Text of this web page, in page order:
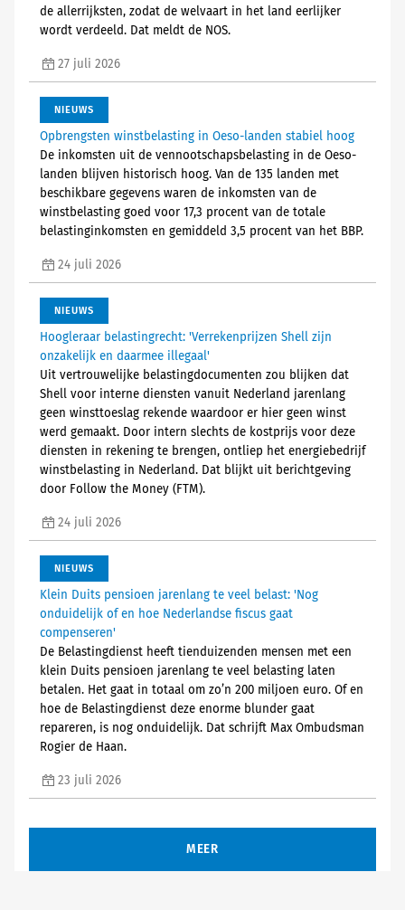
de allerrijksten, zodat de welvaart in het land eerlijker
wordt verdeeld. Dat meldt de NOS.
27 juli 2026
NIEUWS
Opbrengsten winstbelasting in Oeso-landen stabiel hoog
De inkomsten uit de vennootschapsbelasting in de Oeso-
landen blijven historisch hoog. Van de 135 landen met
beschikbare gegevens waren de inkomsten van de
winstbelasting goed voor 17,3 procent van de totale
belastinginkomsten en gemiddeld 3,5 procent van het BBP.
24 juli 2026
NIEUWS
Hoogleraar belastingrecht: 'Verrekenprijzen Shell zijn
onzakelijk en daarmee illegaal'
Uit vertrouwelijke belastingdocumenten zou blijken dat
Shell voor interne diensten vanuit Nederland jarenlang
geen winsttoeslag rekende waardoor er hier geen winst
werd gemaakt. Door intern slechts de kostprijs voor deze
diensten in rekening te brengen, ontliep het energiebedrijf
winstbelasting in Nederland. Dat blijkt uit berichtgeving
door Follow the Money (FTM).
24 juli 2026
NIEUWS
Klein Duits pensioen jarenlang te veel belast: 'Nog
onduidelijk of en hoe Nederlandse fiscus gaat
compenseren'
De Belastingdienst heeft tienduizenden mensen met een
klein Duits pensioen jarenlang te veel belasting laten
betalen. Het gaat in totaal om zo’n 200 miljoen euro. Of en
hoe de Belastingdienst deze enorme blunder gaat
repareren, is nog onduidelijk. Dat schrijft Max Ombudsman
Rogier de Haan.
23 juli 2026
MEER